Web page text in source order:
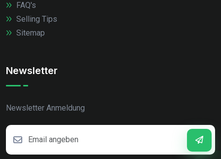
FAQ's
Selling Tips
Sitemap
Newsletter
Newsletter Anmeldung